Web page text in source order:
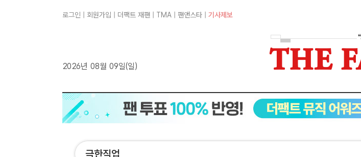
로그인 회원가입 더팩트 재팬 TMA 팬앤스타 기사제보
2026년 08월 09일(일)